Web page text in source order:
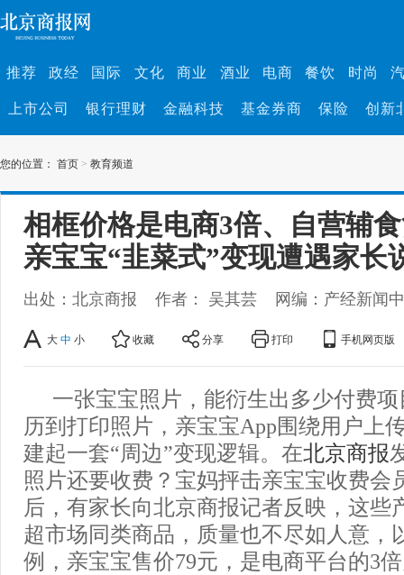
推荐 政经 国际 文化 商业 酒业 电商 餐饮 时尚
上市公司 银行理财 金融科技 基金券商 保险 创新
您的位置： 首页 > 教育频道
相框价格是电商3倍、自营辅
亲宝宝“韭菜式”变现遭遇家长
出处：北京商报 作者： 吴其芸 网编：产经新闻
大 中 小 收藏 分享 打印 手机网页版
一张宝宝照片，能衍生出多少付费
历到打印照片，亲宝宝App围绕用户上
建起一套“周边”变现逻辑。在北京商报
照片还要收费？宝妈抨击亲宝宝收费会
后，有家长向北京商报记者反映，这些
超市场同类商品，质量也不尽如人意，
例，亲宝宝售价79元，是电商平台的3